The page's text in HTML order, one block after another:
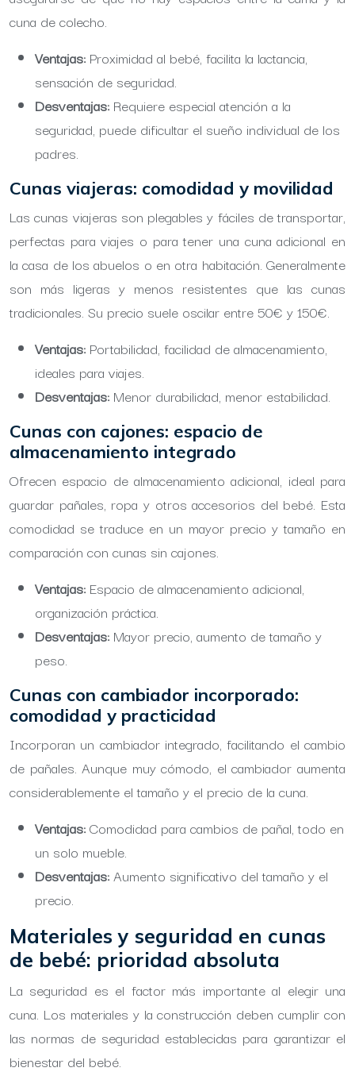
cuna de colecho.
Ventajas: Proximidad al bebé, facilita la lactancia,
sensación de seguridad.
Desventajas: Requiere especial atención a la
seguridad, puede dificultar el sueño individual de los
padres.
Cunas viajeras: comodidad y movilidad
Las cunas viajeras son plegables y fáciles de transportar,
perfectas para viajes o para tener una cuna adicional en
la casa de los abuelos o en otra habitación. Generalmente
son más ligeras y menos resistentes que las cunas
tradicionales. Su precio suele oscilar entre 50€ y 150€.
Ventajas: Portabilidad, facilidad de almacenamiento,
ideales para viajes.
Desventajas: Menor durabilidad, menor estabilidad.
Cunas con cajones: espacio de
almacenamiento integrado
Ofrecen espacio de almacenamiento adicional, ideal para
guardar pañales, ropa y otros accesorios del bebé. Esta
comodidad se traduce en un mayor precio y tamaño en
comparación con cunas sin cajones.
Ventajas: Espacio de almacenamiento adicional,
organización práctica.
Desventajas: Mayor precio, aumento de tamaño y
peso.
Cunas con cambiador incorporado:
comodidad y practicidad
Incorporan un cambiador integrado, facilitando el cambio
de pañales. Aunque muy cómodo, el cambiador aumenta
considerablemente el tamaño y el precio de la cuna.
Ventajas:Comodidad para cambios de pañal, todo en
un solo mueble.
Desventajas:Aumento significativo del tamaño y el
precio.
Materiales y seguridad en cunas
de bebé: prioridad absoluta
La seguridad es el factor más importante al elegir una
cuna. Los materiales y la construcción deben cumplir con
las normas de seguridad establecidas para garantizar el
bienestar del bebé.